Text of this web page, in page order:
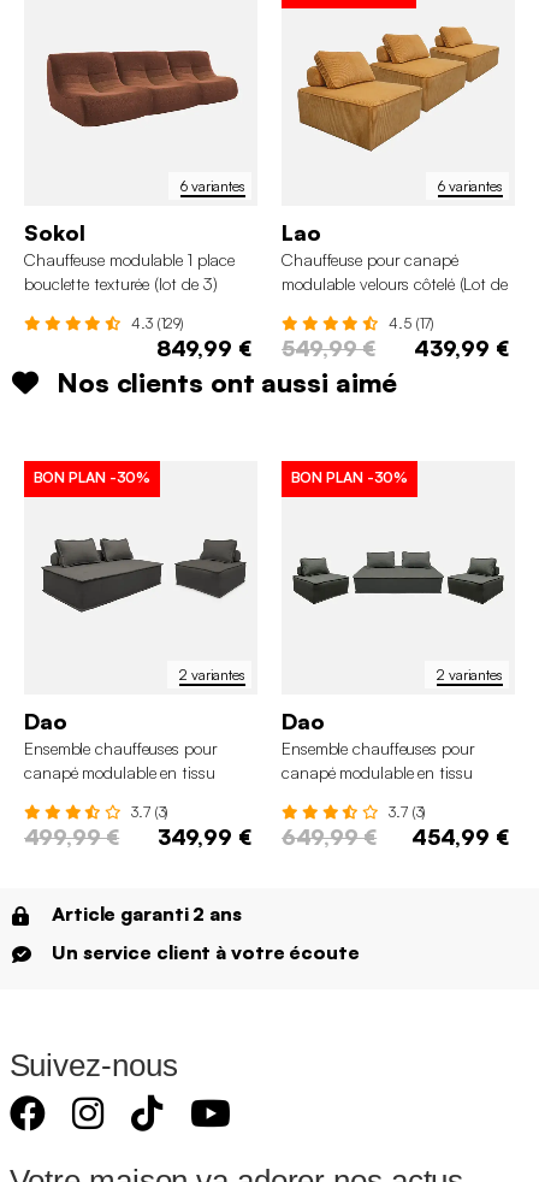
6 variantes
Sokol
Chauffeuse modulable 1 place
bouclette texturée (lot de 3)
4.3 (129)
849,99 €
6 variantes
Lao
Chauffeuse pour canapé
modulable velours côtelé (Lot de
4.5 (17)
549,99 € 439,99 €
Nos clients ont aussi aimé
2 variantes
BON PLAN -30%
Dao
Ensemble chauffeuses pour
canapé modulable en tissu
3.7 (3)
499,99 € 349,99 €
2 variantes
BON PLAN -30%
Dao
Ensemble chauffeuses pour
canapé modulable en tissu
3.7 (3)
649,99 € 454,99 €
Article garanti 2 ans
Un service client à votre écoute
Suivez-nous